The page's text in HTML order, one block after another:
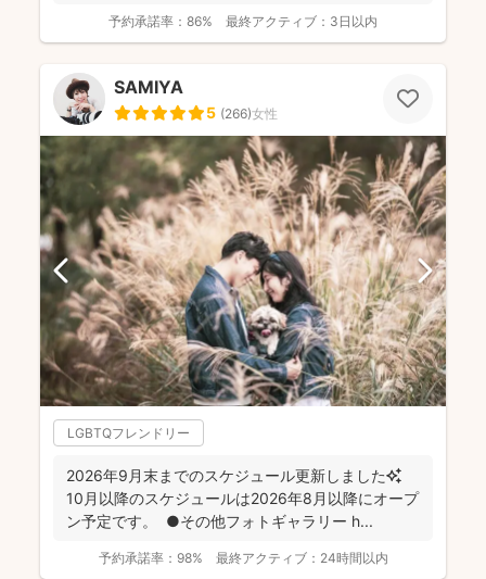
予約承諾率： 86% 最終アクティブ： 3日以内
SAMIYA
5 (266)女性
LGBTQフレンドリー
2026年9月末までのスケジュール更新しました✨
10月以降のスケジュールは2026年8月以降にオープ
ン予定です。 ●その他フォトギャラリー h...
予約承諾率： 98% 最終アクティブ： 24時間以内